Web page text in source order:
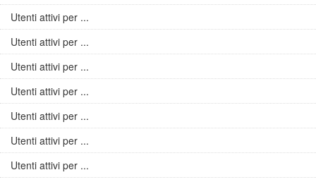
Utenti attivi per ...
Utenti attivi per ...
Utenti attivi per ...
Utenti attivi per ...
Utenti attivi per ...
Utenti attivi per ...
Utenti attivi per ...